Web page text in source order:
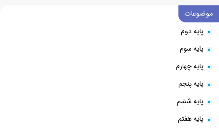
موضوعات
پایه دوم
پایه سوم
پایه چهارم
پایه پنجم
پایه ششم
پایه هفتم